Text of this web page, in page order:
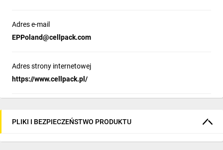
Adres e-mail
EPPoland@cellpack.com
Adres strony internetowej
https://www.cellpack.pl/
PLIKI I BEZPIECZEŃSTWO PRODUKTU